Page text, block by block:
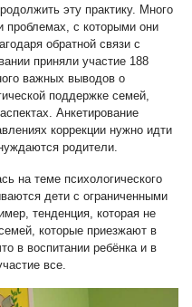
эту практику. Много
проблемах, с которыми они
обратной связи с
приняли участие 188
важных выводов о
поддержке семей,
Анкетирование
коррекции нужно идти
родители.
на теме психологического
дети с ограниченными
тенденция, которая не
которые приезжают в
в воспитании ребёнка и в
все.